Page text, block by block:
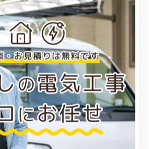
カテゴリー Categories
全てのカテゴリー
福山市のエアコン工事
尾道市のエアコン工事
倉敷市のエアコン工事
アンテナ工事
電気工事
お知らせ